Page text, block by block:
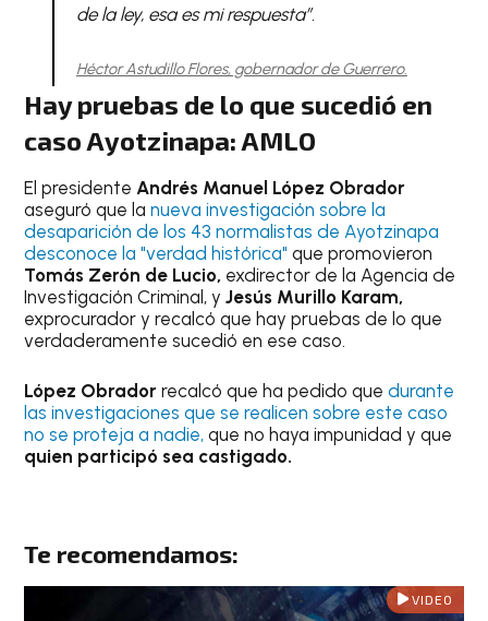
de la ley, esa es mi respuesta”.
Héctor Astudillo Flores, gobernador de Guerrero.
Hay pruebas de lo que sucedió en
caso Ayotzinapa: AMLO
El presidenteAndrés Manuel López Obrador
aseguró que lanueva investigación sobre la
desaparición de los 43 normalistas de Ayotzinapa
desconoce la "verdad histórica"que promovieron
Tomás Zerón de Lucio, exdirector de la Agencia de
Investigación Criminal, yJesús Murillo Karam,
exprocurador y recalcó que hay pruebas de lo que
verdaderamente sucedió en ese caso.
López Obradorrecalcó que ha pedido quedurante
las investigaciones que se realicen sobre este caso
no se proteja a nadie,que no haya impunidad y que
quien participó sea castigado.
Te recomendamos:
VIDEO